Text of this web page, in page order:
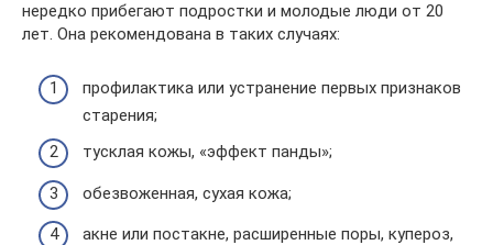
нередко прибегают подростки и молодые люди от 20
лет. Она рекомендована в таких случаях:
профилактика или устранение первых признаков
старения;
тусклая кожы, «эффект панды»;
обезвоженная, сухая кожа;
акне или постакне, расширенные поры, купероз,